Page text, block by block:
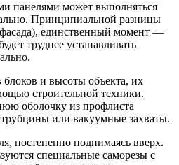
панелями может выполняться
Принципиальной разницы
единственный момент —
труднее устанавливать
блоков и высоты объекта, их
строительной техники.
оболочку из профлиста
или вакуумные захваты.
постепенно поднимаясь вверх.
специальные саморезы с